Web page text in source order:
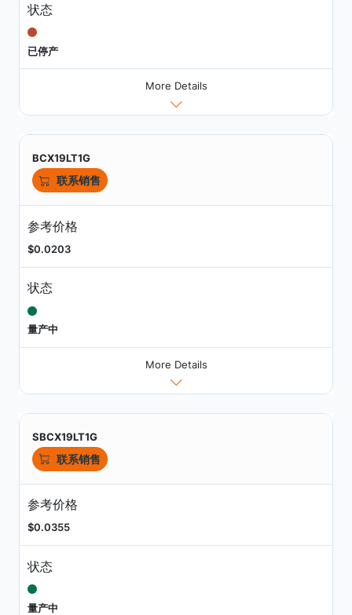
状态
已停产
More Details
BCX19LT1G
联系销售
参考价格
$0.0203
状态
量产中
More Details
SBCX19LT1G
联系销售
参考价格
$0.0355
状态
量产中